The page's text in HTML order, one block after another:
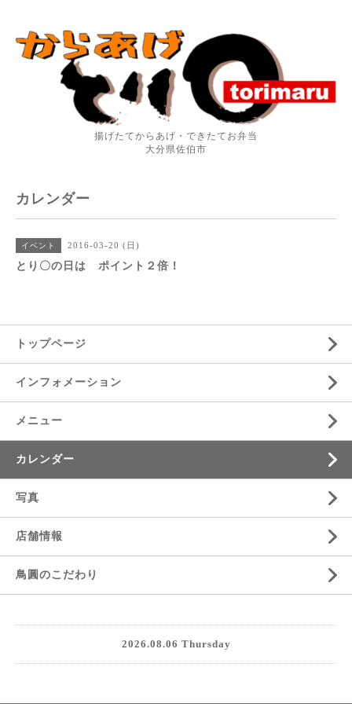
揚げたてからあげ・できたてお弁当
大分県佐伯市
カレンダー
イベント 2016-03-20 (日)
とり〇の日は ポイント２倍！
トップページ
インフォメーション
メニュー
カレンダー
写真
店舗情報
鳥圓のこだわり
2026.08.06 Thursday